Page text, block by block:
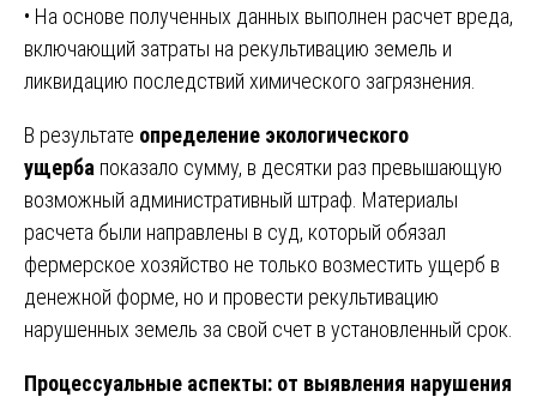
• На основе полученных данных выполнен расчет вреда,
включающий затраты на рекультивацию земель и
ликвидацию последствий химического загрязнения.
В результате определение экологического
ущерба показало сумму, в десятки раз превышающую
возможный административный штраф. Материалы
расчета были направлены в суд, который обязал
фермерское хозяйство не только возместить ущерб в
денежной форме, но и провести рекультивацию
нарушенных земель за свой счет в установленный срок.
Процессуальные аспекты: от выявления нарушения